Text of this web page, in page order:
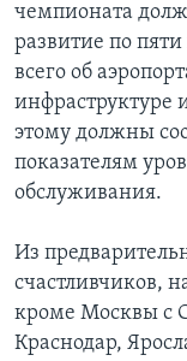
чемпионата
развитие по
всего об
инфраструктуре
этому должны
показателям
обслуживания.
Из
счастливчиков,
кроме Москвы с
Краснодар,